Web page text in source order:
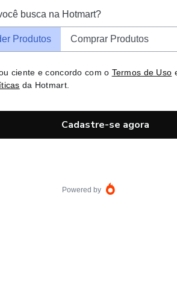
busca na Hotmart?
Produtos Comprar Produtos
ciente e concordo com o Termos de Uso
da Hotmart.
Cadastre-se agora
Powered by